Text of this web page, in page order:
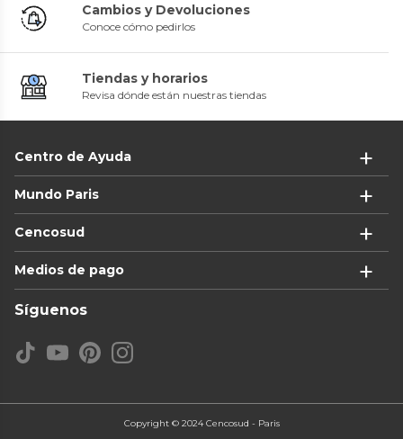
Cambios y Devoluciones
Conoce cómo pedirlos
Tiendas y horarios
Revisa dónde están nuestras tiendas
Centro de Ayuda
Mundo Paris
Cencosud
Medios de pago
Síguenos
Copyright © 2024 Cencosud - Paris